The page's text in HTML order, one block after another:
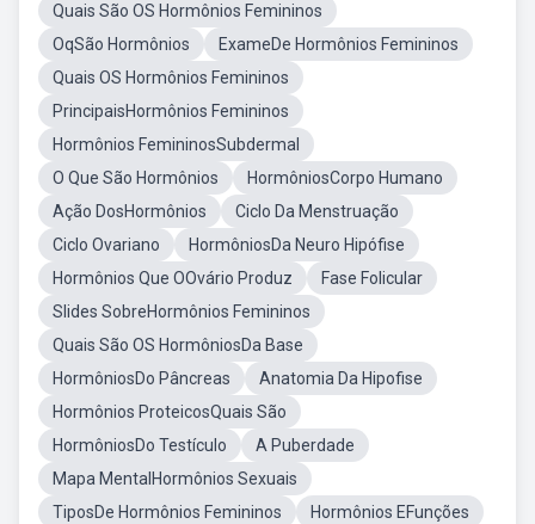
Quais São OS Hormônios Femininos
OqSão Hormônios
ExameDe Hormônios Femininos
Quais OS Hormônios Femininos
PrincipaisHormônios Femininos
Hormônios FemininosSubdermal
O Que São Hormônios
HormôniosCorpo Humano
Ação DosHormônios
Ciclo Da Menstruação
Ciclo Ovariano
HormôniosDa Neuro Hipófise
Hormônios Que OOvário Produz
Fase Folicular
Slides SobreHormônios Femininos
Quais São OS HormôniosDa Base
HormôniosDo Pâncreas
Anatomia Da Hipofise
Hormônios ProteicosQuais São
HormôniosDo Testículo
A Puberdade
Mapa MentalHormônios Sexuais
TiposDe Hormônios Femininos
Hormônios EFunções